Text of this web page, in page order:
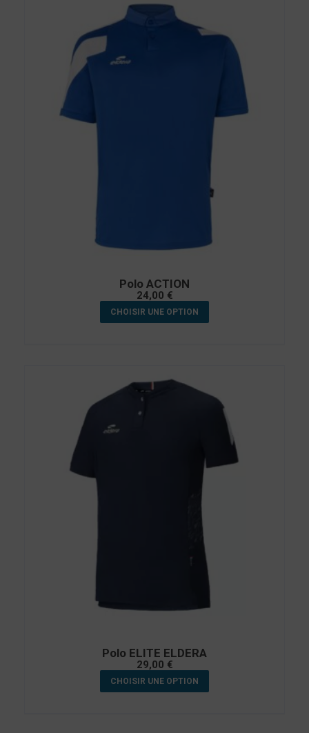
Polo ACTION
24,00 €
CHOISIR UNE OPTION
Polo ELITE ELDERA
29,00 €
CHOISIR UNE OPTION